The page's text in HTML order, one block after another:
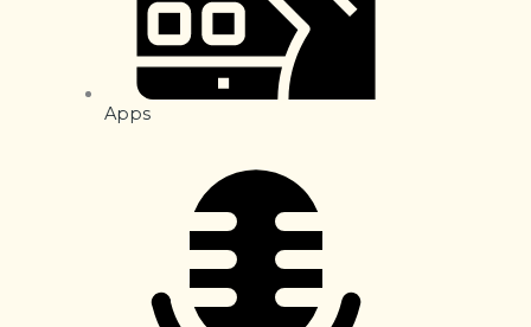
Apps